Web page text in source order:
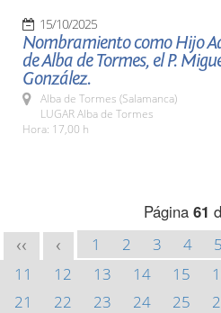
15/10/2025
Nombramiento como Hijo
de Alba de Tormes, el P.
González.
Alba de Tormes (Salamanca)
LUGAR Alba de Tormes
Hora: 17,00 h
Página 61
<< < 1 2 3 4 5
11
12 13 14 15
21
22 23 24 25